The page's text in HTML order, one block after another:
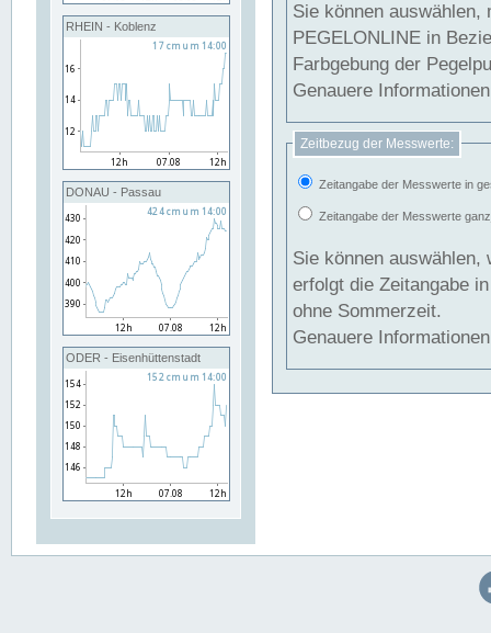
RHEIN - Koblenz
DONAU - Passau
ODER - Eisenhüttenstadt
Sie können
PEGELONLINE in Beziehung
Farbgebung der
Genauere
Zeitbezug der Messwerte:
Zeitangabe der Messwerte in
Zeitangabe der Messwerte
Sie können auswählen,
erfolgt die Zeitangabe
ohne Sommerzeit.
Genauere